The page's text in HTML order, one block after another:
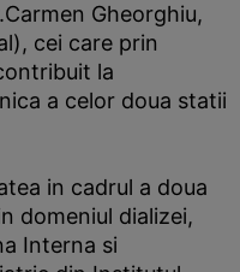
Gheorghiu,
cei care prin
la
a celor doua statii
in cadrul a doua
domeniul dializei,
Interna si